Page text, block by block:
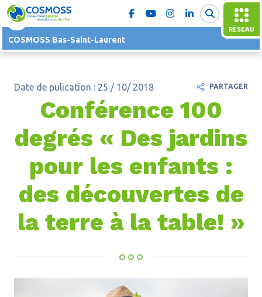
RÉSEAU
COSMOSS Bas-Saint-Laurent
Date de pulication : 25 / 10/ 2018
Conférence 100
degrés « Des jardins
pour les enfants :
des découvertes de
la terre à la table! »
PARTAGER